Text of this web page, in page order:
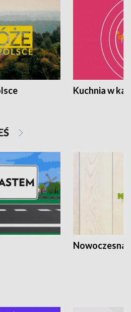
Kuchnia w
Nowoczesna